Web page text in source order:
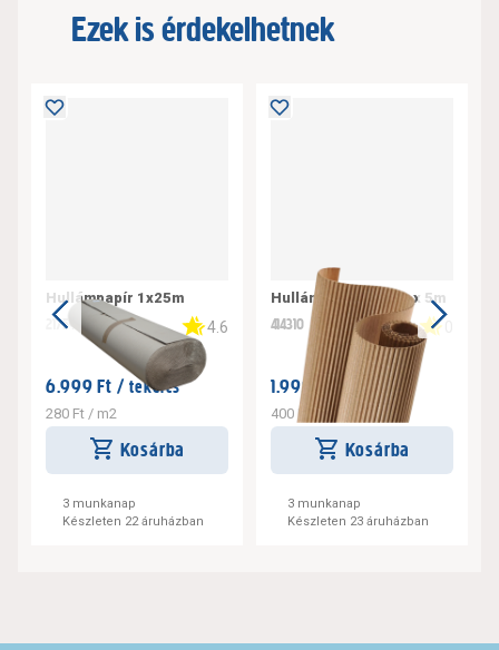
Ezek is érdekelhetnek
Hullámpapír 1x25m
217594 4.6
6.999 Ft / tekercs
280 Ft / m2
Kosárba
3 munkanap
Készleten 22 áruházban
Hullámpapír 100cm x 5m
414310
1.999 Ft / tekercs
400 Ft / m2
Kosárba
3 munkanap
Készleten 23 áruházban